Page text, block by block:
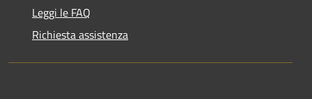
Leggi le FAQ
Richiesta assistenza